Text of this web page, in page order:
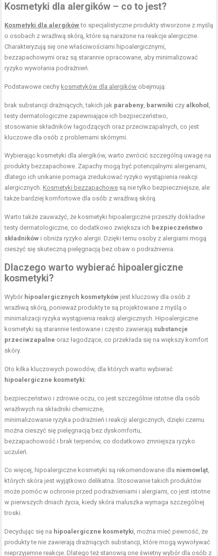
Kosmetyki dla alergików – co to jest?
Kosmetyki dla alergikówto specjalistyczne produkty stworzone z myślą
o osobach z wrażliwą skórą, które są narażone na reakcje alergiczne.
Charakteryzują się one właściwościami hipoalergicznymi,
bezzapachowymi oraz są starannie opracowane, aby minimalizować
ryzyko wywołania podrażnień.
Podstawowe cechy kosmetyków dla alergików obejmują:
brak substancji drażniących, takich jak parabeny barwniki czy alkohol
testy dermatologiczne zapewniające ich bezpieczeństwo,
stosowanie składników łagodzących oraz przeciwzapalnych, co jest
kluczowe dla osób z problemami skórnymi.
Wybierając kosmetyki dla alergików, warto zwrócić szczególną uwagę na
produkty bezzapachowe. Zapachy mogą być potencjalnymi alergenami,
dlatego ich unikanie pomaga zredukować ryzyko wystąpienia reakcji
alergicznych. Kosmetyki bezzapachowe są nie tylko bezpieczniejsze, ale
także bardziej komfortowe dla osób z wrażliwą skórą.
Warto także zauważyć, że kosmetyki hipoalergiczne przeszły dokładne
testy dermatologiczne, co dodatkowo zwiększa ich bezpieczeństwo
składników i obniża ryzyko alergii. Dzięki temu osoby z alergiami mogą
cieszyć się skuteczną pielęgnacją bez obaw o podrażnienia.
Dlaczego warto wybierać hipoalergiczne
kosmetyki?
Wybór hipoalergicznych kosmetyków jest kluczowy dla osób z
wrażliwą skórą, ponieważ produkty te są projektowane z myślą o
minimalizacji ryzyka wystąpienia reakcji alergicznych. Hipoalergiczne
kosmetyki są starannie testowane i często zawierają substancje
przeciwzapalne oraz łagodzące, co przekłada się na większy komfort
skóry.
Oto kilka kluczowych powodów, dla których warto wybierać
hipoalergiczne kosmetyki:
bezpieczeństwo i zdrowie oczu, co jest szczególnie istotne dla osób
wrażliwych na składniki chemiczne,
minimalizowanie ryzyka podrażnień i reakcji alergicznych, dzięki czemu
można cieszyć się pielęgnacją bez dyskomfortu,
bezzapachowość i brak terpenów, co dodatkowo zmniejsza ryzyko
uczuleń.
Co więcej, hipoalergiczne kosmetyki są rekomendowane dla niemowląt
których skóra jest wyjątkowo delikatna. Stosowanie takich produktów
może pomóc w ochronie przed podrażnieniami i alergiami, co jest istotne
w pierwszych dniach życia, kiedy skóra maluszka wymaga szczególnej
troski.
Decydując się na hipoalergiczne kosmetyki , można mieć pewność, że
produkty te nie zawierają drażniących substancji, które mogą wywoływać
nieprzyjemne reakcje. Dlatego też stanowią one świetny wybór dla osób z